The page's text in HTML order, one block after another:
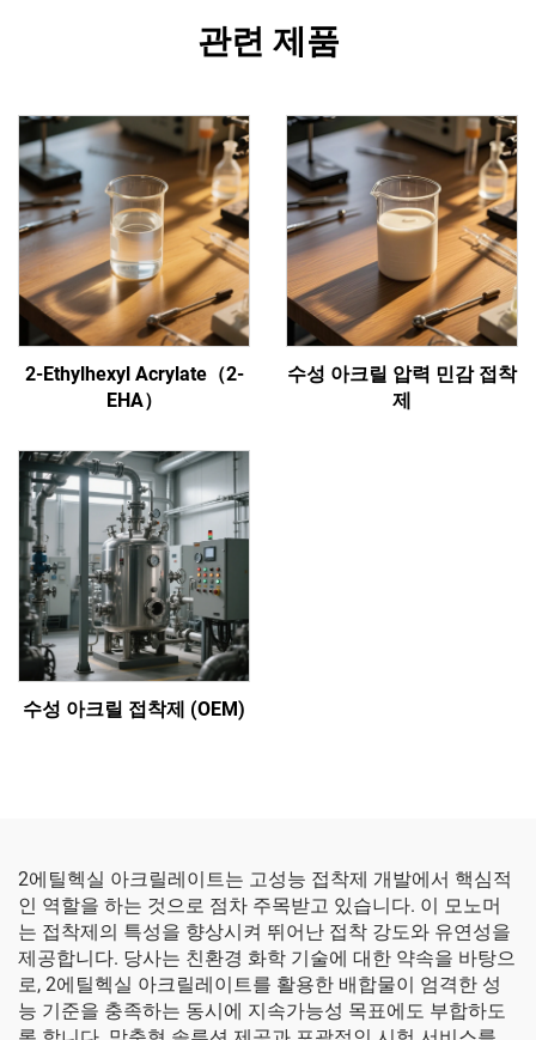
관련 제품
2-Ethylhexyl Acrylate（2-
EHA）
수성 아크릴 압력 민감 접착
제
수성 아크릴 접착제 (OEM)
2에틸헥실 아크릴레이트는 고성능 접착제 개발에서 핵심적
인 역할을 하는 것으로 점차 주목받고 있습니다. 이 모노머
는 접착제의 특성을 향상시켜 뛰어난 접착 강도와 유연성을
제공합니다. 당사는 친환경 화학 기술에 대한 약속을 바탕으
로, 2에틸헥실 아크릴레이트를 활용한 배합물이 엄격한 성
능 기준을 충족하는 동시에 지속가능성 목표에도 부합하도